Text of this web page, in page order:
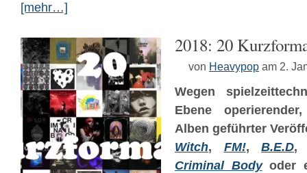
[mehr…]
2018: 20
von Heavypop am 2.
Wegen
Ebene
Alben geführter
Witch, FM!,B.E.D
Criminal Bodyoder